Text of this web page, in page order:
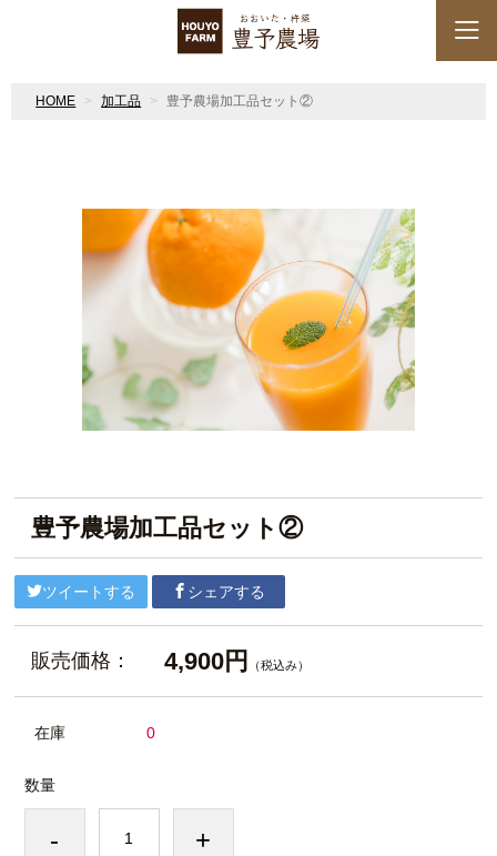
HOME 加工品 豊予農場加工品セット②
豊予農場加工品セット②
ツイートする シェアする
販売価格： 4,900円 （税込み）
在庫 0
数量
- +